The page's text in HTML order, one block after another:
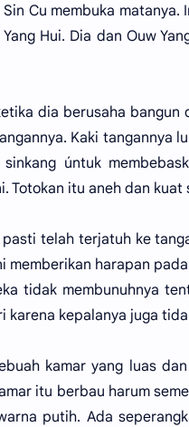
Sin Cu membuka
Hui. Dia dan Ouw
dia berusaha
Kaki tangannya
sinkang úntuk
Totokan itu aneh dan
telah terjatuh ke
memberikan harapan
tidak membunuhnya
karena kepalanya juga
kamar yang luas
itu berbau harum
putih. Ada